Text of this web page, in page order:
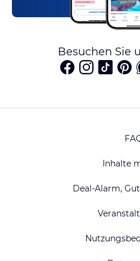
Besuchen Sie
Inhalte
Deal-Alarm,